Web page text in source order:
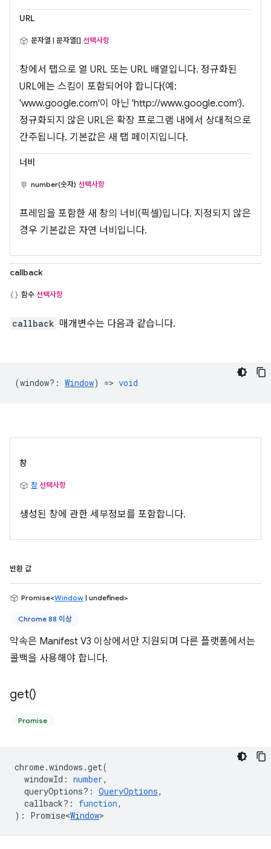
URL
문자열 | 문자열[] 선택사항
창에서 탭으로 열 URL 또는 URL 배열입니다. 정규화된
URL에는 스킴이 포함되어야 합니다(예:
'www.google.com'이 아닌 'http://www.google.com').
정규화되지 않은 URL은 확장 프로그램 내에서 상대적으로
간주됩니다. 기본값은 새 탭 페이지입니다.
너비
number(숫자) 선택사항
프레임을 포함한 새 창의 너비(픽셀)입니다. 지정되지 않은
경우 기본값은 자연 너비입니다.
callback
함수 선택사항
callback 매개변수는 다음과 같습니다.
(window? : Window) => void
창
창 선택사항
생성된 창에 관한 세부정보를 포함합니다.
반환 값
Promise<Window | undefined>
Chrome 88 이상
약속은 Manifest V3 이상에서만 지원되며 다른 플랫폼에서는
콜백을 사용해야 합니다.
get()
Promise
chrome.windows .get(
windowId : number,
queryOptions? : QueryOptions,
callback? : function,
) : Promise<Window>